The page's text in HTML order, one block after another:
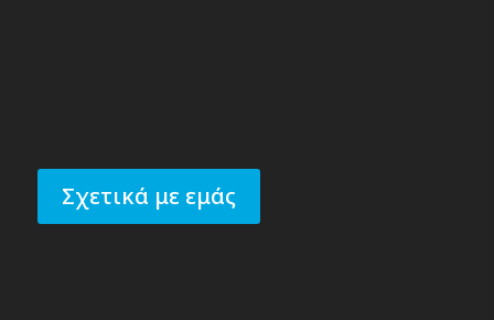
Σχετικά με εμάς